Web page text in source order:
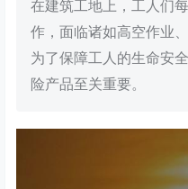
在建筑工地上，工人们
作，面临诸如高空作业
为了保障工人的生命安
险产品至关重要。